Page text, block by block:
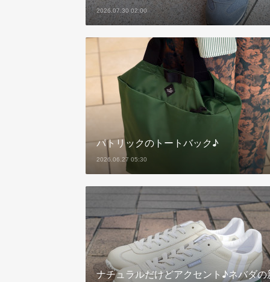
2026.07.30 02:00
パトリックのトートバック♪
2026.06.27 05:30
ナチュラルだけどアクセント♪ネバダの